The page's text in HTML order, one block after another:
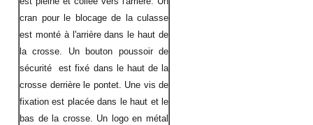
cran pour le blocage de la culasse
est monté à l'arrière dans le haut de
la crosse. Un bouton poussoir de
sécurité est fixé dans le haut de la
crosse derrière le pontet. Une vis de
fixation est placée dans le haut et le
bas de la crosse. Un logo en métal